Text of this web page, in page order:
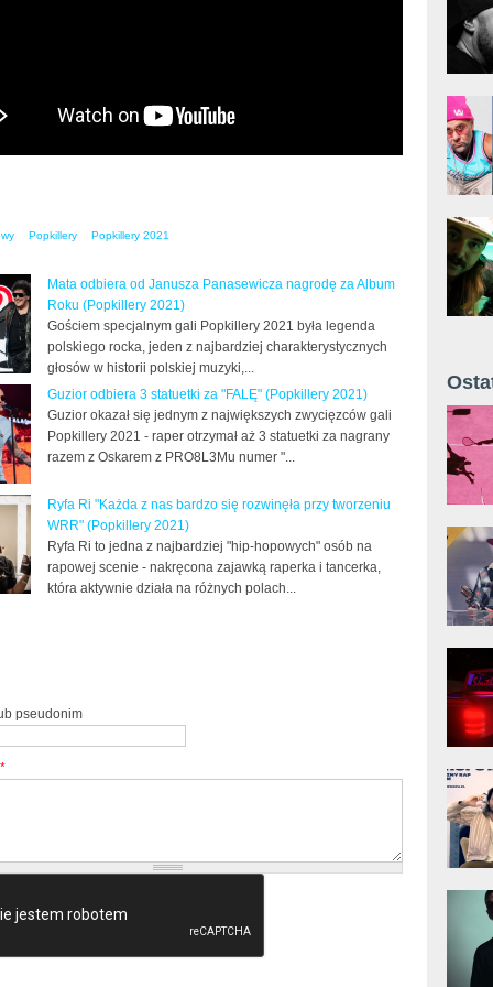
Popkillery Popkillery 2021
Mata odbiera od Janusza Panasewicza nagrodę za Album
Roku (Popkillery 2021)
Gościem specjalnym gali Popkillery 2021 była legenda
polskiego rocka, jeden z najbardziej charakterystycznych
głosów w historii polskiej muzyki,...
Guzior odbiera 3 statuetki za "FALĘ" (Popkillery 2021)
Guzior okazał się jednym z największych zwycięzców gali
Popkillery 2021 - raper otrzymał aż 3 statuetki za nagrany
razem z Oskarem z PRO8L3Mu numer "...
Ryfa Ri "Każda z nas bardzo się rozwinęła przy tworzeniu
WRR" (Popkillery 2021)
Ryfa Ri to jedna z najbardziej "hip-hopowych" osób na
rapowej scenie - nakręcona zajawką raperka i tancerka,
która aktywnie działa na różnych polach...
pseudonim
*
Żyt